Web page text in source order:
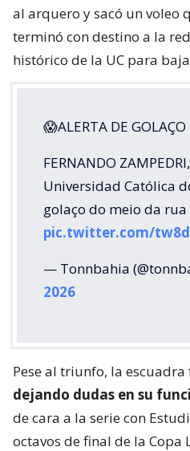
al arquero y sacó un voleo
terminó con destino a la
histórico de la UC para
😱ALERTA DE GOLAÇO
FERNANDO
Universidad Católica
golaço do meio da rua
pic.twitter.com/
— Tonnbahia
2026
Pese al triunfo, la
dejando dudas en su
de cara a la serie con
octavos de final de la Copa